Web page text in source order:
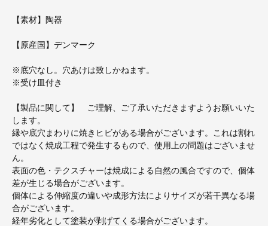
【素材】陶器
【原産国】デンマーク
※底穴なし。穴あけは致しかねます。
※受け皿付き
【製品に関して】 ご理解、ご了承いただきますようお願いいた
します。
縁や底穴まわりに焼きヒビがある場合がございます。これは割れ
ではなく焼成工程で発生するもので、使用上の問題はございませ
ん。
表面の色・テクスチャーは焼成による自然の風合ですので、個体
差が生じる場合がございます。
個体による伸縮度の違いや成形方法によりサイズが若干異なる場
合がございます。
経年劣化として塗装が剥げてくる場合がございます。